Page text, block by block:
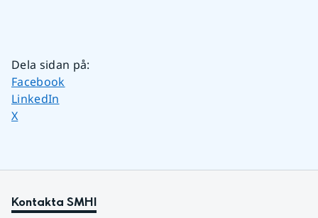
Dela sidan på:
Dela sidan på
Facebook
Dela sidan på
LinkedIn
Dela sidan på
X
Kontakta SMHI